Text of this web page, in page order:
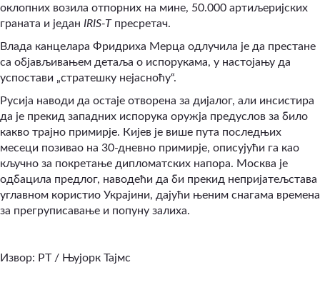
оклопних возила отпорних на мине, 50.000 артиљеријских
граната и један IRIS-Tпресретач.
Влада канцелара Фридриха Мерца одлучила је да престане
са објављивањем детаља о испорукама, у настојању да
успостави „стратешку нејасноћу“.
Русија наводи да остаје отворена за дијалог, али инсистира
да је прекид западних испорука оружја предуслов за било
какво трајно примирје. Кијев је више пута последњих
месеци позивао на 30-дневно примирје, описујући га као
кључно за покретање дипломатских напора. Москва је
одбацила предлог, наводећи да би прекид непријатељстава
углавном користио Украјини, дајући њеним снагама времена
за прегруписавање и попуну залиха.
Извор: РТ / Њујорк Тајмс